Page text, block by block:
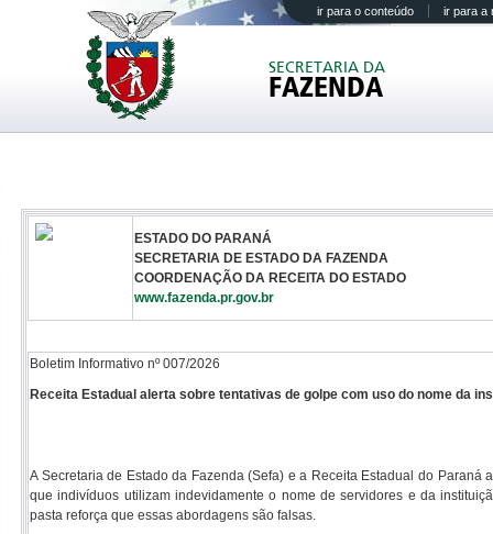
ir para o conteúdo ir para a
SECRETARIA DA
FAZENDA
ESTADO DO PARANÁ
SECRETARIA DE ESTADO DA FAZENDA
COORDENAÇÃO DA RECEITA DO ESTADO
www.fazenda.pr.gov.br
Boletim Informativo nº 007/2026
Receita Estadual alerta sobre tentativas de golpe com uso do nome da
A Secretaria de Estado da Fazenda (Sefa) e a Receita Estadual do
que indivíduos utilizam indevidamente o nome de servidores e da
pasta reforça que essas abordagens são falsas.